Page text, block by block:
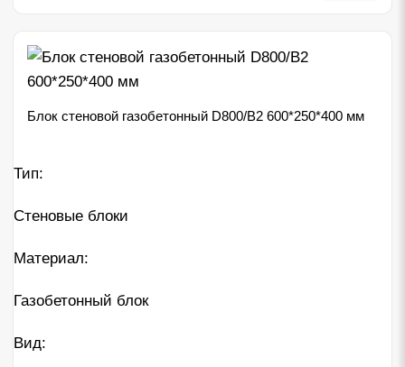
Блок стеновой газобетонный D800/B2 600*250*400 мм
Тип:
Стеновые блоки
Материал:
Газобетонный блок
Вид: